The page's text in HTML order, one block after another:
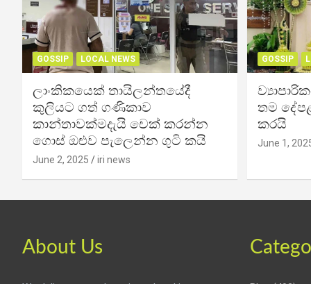
GOSSIP LOCAL NEWS
ලාංකිකයෙක් තායිලන්තයේදී
කුලියට ගත් ගණිකාව
කාන්තාවක්මදැයි චෙක් කරන්න
ගොස් ඔළුව පැලෙන්න ගුටි කයි
June 2, 2025 iri news
GOSSIP
තම
කරයි
June 1,
About Us